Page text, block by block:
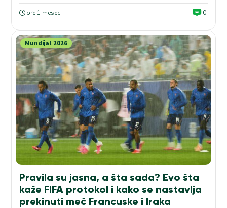
pre 1 mesec 0
Mundijal 2026
Pravila su jasna, a šta sada? Evo šta
kaže FIFA protokol i kako se nastavlja
prekinuti meč Francuske i Iraka